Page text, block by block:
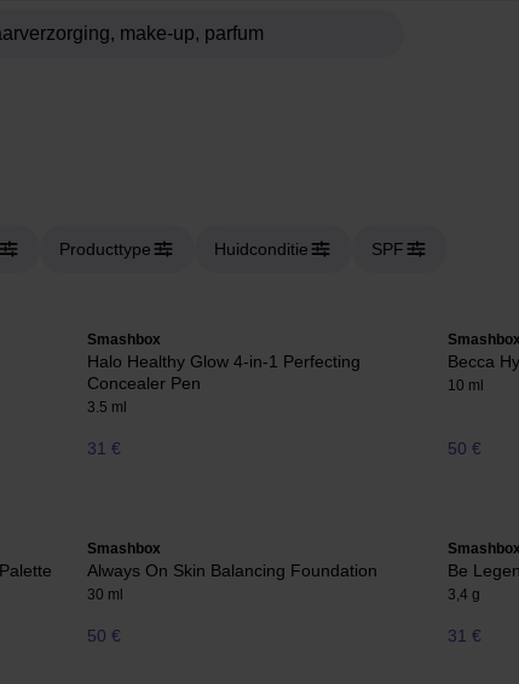
Producttype Huidconditie SPF
Smashbox
Halo Healthy Glow 4-in-1 Perfecting
Concealer Pen
3.5 ml
31 €
Smashbox
Becca
10 ml
50 €
Smashbox
Always On Skin Balancing Foundation
30 ml
50 €
Smashbox
Be
3,4 g
31 €